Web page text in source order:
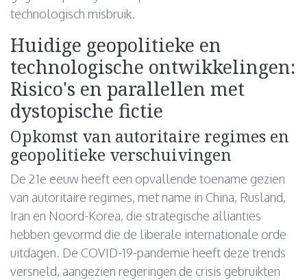
technologisch misbruik.
Huidige geopolitieke en
technologische ontwikkelingen:
Risico's en parallellen met
dystopische fictie
Opkomst van autoritaire regimes en
geopolitieke verschuivingen
De 21e eeuw heeft een opvallende toename gezien
van autoritaire regimes, met name in China, Rusland,
Iran en Noord-Korea, die strategische allianties
hebben gevormd die de liberale internationale orde
uitdagen. De COVID-19-pandemie heeft deze trends
versneld, aangezien regeringen de crisis gebruikten